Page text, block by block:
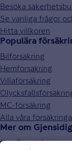
Besöka
Se vanliga frågor
Hitta villkoren
Populära
Bilförsäkring
Hemförsäkring
Villaförsäkring
MC-försäkring
Alla våra
Mer om
Om Gjensidige